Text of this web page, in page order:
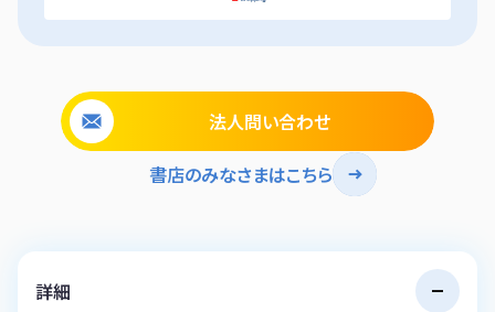
法人問い合わせ
書店のみなさまはこちら
詳細